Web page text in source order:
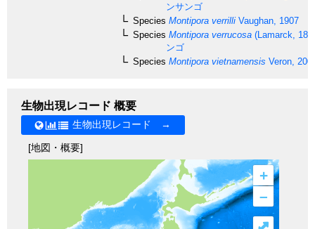
ンサンゴ
Species Montipora verrilli Vaughan, 1907
Species Montipora verrucosa (Lamarck,
ンゴ
Species Montipora vietnamensis Veron,
生物出現レコード 概要
生物出現レコード →
[地図・概要]
+
–